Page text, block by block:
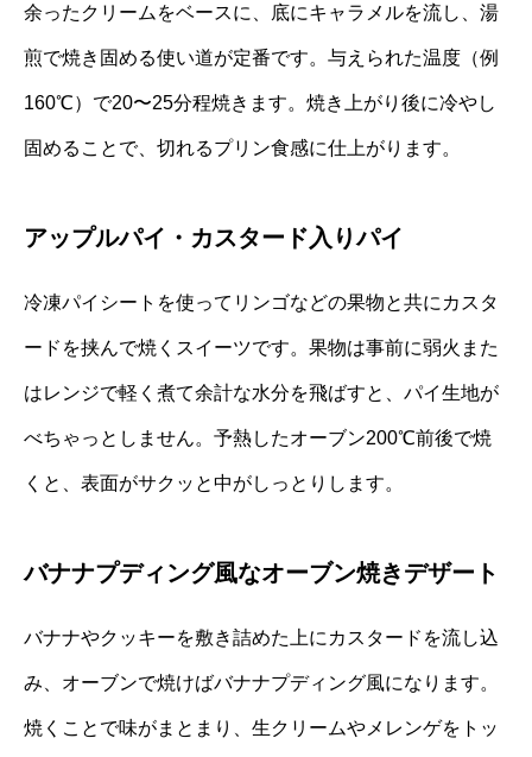
余ったクリームをベースに、底にキャラメルを流し、湯
煎で焼き固める使い道が定番です。与えられた温度（例
160℃）で20〜25分程焼きます。焼き上がり後に冷やし
固めることで、切れるプリン食感に仕上がります。
アップルパイ・カスタード入りパイ
冷凍パイシートを使ってリンゴなどの果物と共にカスタ
ードを挟んで焼くスイーツです。果物は事前に弱火また
はレンジで軽く煮て余計な水分を飛ばすと、パイ生地が
べちゃっとしません。予熱したオーブン200℃前後で焼
くと、表面がサクッと中がしっとりします。
バナナプディング風なオーブン焼きデザート
バナナやクッキーを敷き詰めた上にカスタードを流し込
み、オーブンで焼けばバナナプディング風になります。
焼くことで味がまとまり、生クリームやメレンゲをトッ